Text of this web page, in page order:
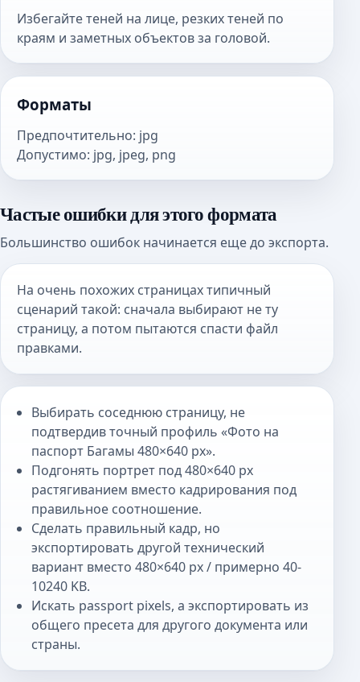
Избегайте теней на лице, резких теней по
краям и заметных объектов за головой.
Форматы
Предпочтительно: jpg
Допустимо: jpg, jpeg, png
Частые ошибки для этого формата
Большинство ошибок начинается еще до экспорта.
На очень похожих страницах типичный
сценарий такой: сначала выбирают не ту
страницу, а потом пытаются спасти файл
правками.
Выбирать соседнюю страницу, не
подтвердив точный профиль «Фото на
паспорт Багамы 480×640 px».
Подгонять портрет под 480×640 px
растягиванием вместо кадрирования под
правильное соотношение.
Сделать правильный кадр, но
экспортировать другой технический
вариант вместо 480×640 px / примерно 40-
10240 KB.
Искать passport pixels, а экспортировать из
общего пресета для другого документа или
страны.